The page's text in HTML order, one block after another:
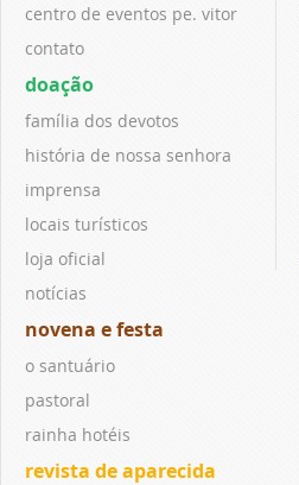
centro de eventos pe. vitor
contato
doação
família dos devotos
história de nossa senhora
imprensa
locais turísticos
loja oficial
notícias
novena e festa
o santuário
pastoral
rainha hotéis
revista de aparecida